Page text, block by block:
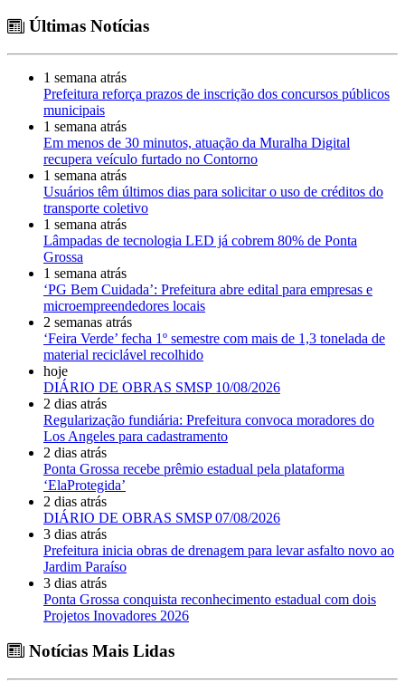
Últimas Notícias
1 semana atrás
Prefeitura reforça prazos de inscrição dos concursos públicos
municipais
1 semana atrás
Em menos de 30 minutos, atuação da Muralha Digital
recupera veículo furtado no Contorno
1 semana atrás
Usuários têm últimos dias para solicitar o uso de créditos do
transporte coletivo
1 semana atrás
Lâmpadas de tecnologia LED já cobrem 80% de Ponta
Grossa
1 semana atrás
‘PG Bem Cuidada’: Prefeitura abre edital para empresas e
microempreendedores locais
2 semanas atrás
‘Feira Verde’ fecha 1º semestre com mais de 1,3 tonelada de
material reciclável recolhido
hoje
DIÁRIO DE OBRAS SMSP 10/08/2026
2 dias atrás
Regularização fundiária: Prefeitura convoca moradores do
Los Angeles para cadastramento
2 dias atrás
Ponta Grossa recebe prêmio estadual pela plataforma
‘ElaProtegida’
2 dias atrás
DIÁRIO DE OBRAS SMSP 07/08/2026
3 dias atrás
Prefeitura inicia obras de drenagem para levar asfalto novo ao
Jardim Paraíso
3 dias atrás
Ponta Grossa conquista reconhecimento estadual com dois
Projetos Inovadores 2026
Notícias Mais Lidas